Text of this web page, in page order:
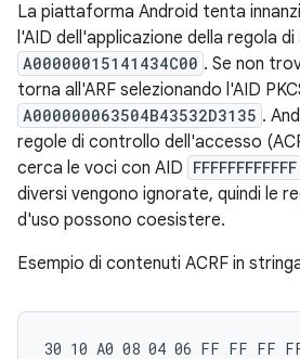
La piattaforma Android tenta
l'AID dell'applicazione della regola
A00000015141434C00 . Se non
torna all'ARF selezionando l'AID
A000000063504B43532D3135 .
regole di controllo dell'accesso
cerca le voci con AID FFFFFFFFFFFF
diversi vengono ignorate, quindi le
d'uso possono coesistere.
Esempio di contenuti ACRF in